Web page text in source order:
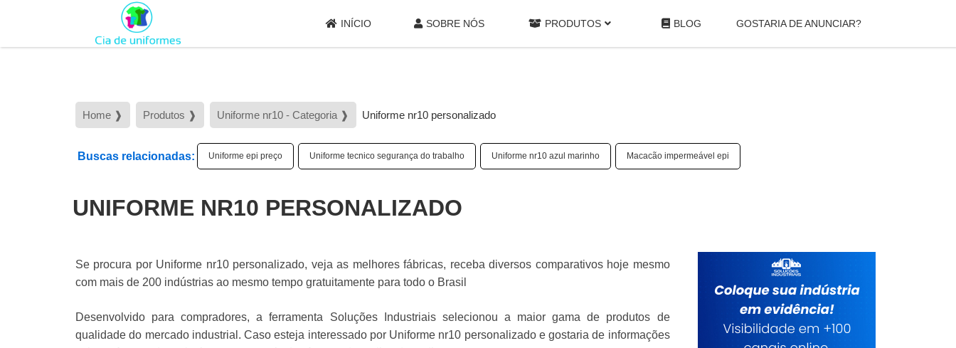
INÍCIO SOBRE NÓS PRODUTOS BLOG GOSTARIA DE ANUNCIAR?
Home ❱ Produtos ❱ Uniforme nr10 - Categoria ❱ Uniforme nr10 personalizado
Buscas relacionadas: Uniforme epi preço Uniforme tecnico segurança do trabalho Uniforme nr10 azul marinho Macacão impermeável epi
UNIFORME NR10 PERSONALIZADO
Se procura por Uniforme nr10 personalizado, veja as melhores fábricas, receba diversos comparativos hoje mesmo
com mais de 200 indústrias ao mesmo tempo gratuitamente para todo o Brasil
Desenvolvido para compradores, a ferramenta Soluções Industriais selecionou a maior gama de produtos de
qualidade do mercado industrial. Caso esteja interessado por Uniforme nr10 personalizado e gostaria de informações